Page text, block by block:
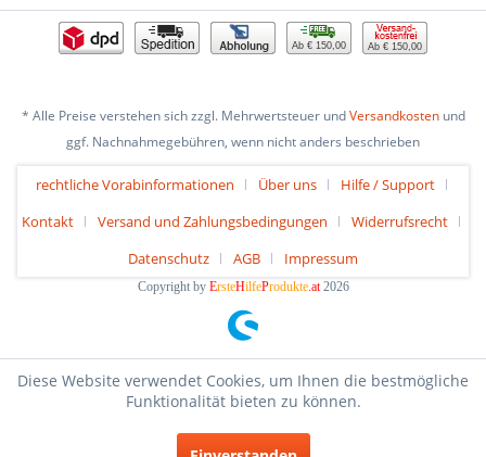
Ab € 150,00 Ab € 150,00
* Alle Preise verstehen sich zzgl. Mehrwertsteuer undVersandkostenund
ggf. Nachnahmegebühren, wenn nicht anders beschrieben
rechtliche Vorabinformationen Über uns
Hilfe / Support
Kontakt
Versand und Zahlungsbedingungen
Widerrufsrecht
Datenschutz
AGB Impressum
Copyright by ErsteHilfeProdukte.at2026
Diese Website verwendet Cookies, um Ihnen die bestmögliche
Funktionalität bieten zu können.